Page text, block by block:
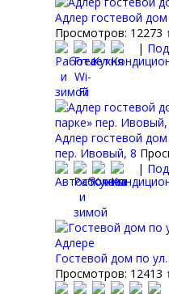
Адлер гостевой
Просмотров: 12273 ↑
|
Адлер гостевой
пер. Ивовый, 8
|
Гостевой дом по
Просмотров: 12413 ↑